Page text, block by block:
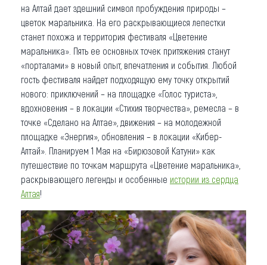
на Алтай дает здешний символ пробуждения природы –
цветок маральника. На его раскрывающиеся лепестки
станет похожа и территория фестиваля «Цветение
маральника». Пять ее основных точек притяжения станут
«порталами» в новый опыт, впечатления и события. Любой
гость фестиваля найдет подходящую ему точку открытий
нового: приключений – на площадке «Голос туриста»,
вдохновения – в локации «Стихия творчества», ремесла – в
точке «Сделано на Алтае», движения – на молодежной
площадке «Энергия», обновления – в локации «Кибер-
Алтай». Планируем 1 Мая на «Бирюзовой Катуни» как
путешествие по точкам маршрута «Цветение маральника»,
раскрывающего легенды и особенные истории из сердца
Алтая!